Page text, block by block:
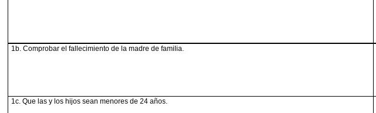
1b. Comprobar el fallecimiento de la madre de familia.
1c. Que las y los hijos sean menores de 24 años.